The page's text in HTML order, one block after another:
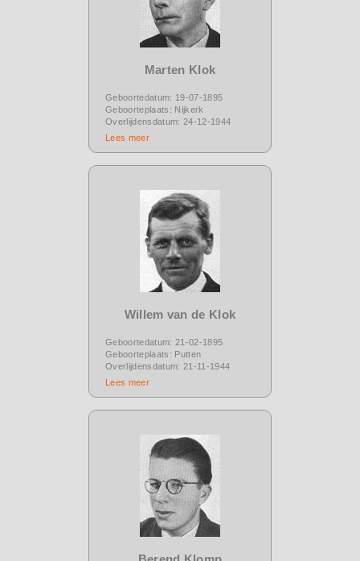
Marten Klok
Geboortedatum: 19-07-1895
Geboorteplaats: Nijkerk
Overlijdensdatum: 24-12-1944
Lees meer
Willem van de Klok
Geboortedatum: 21-02-1895
Geboorteplaats: Putten
Overlijdensdatum: 21-11-1944
Lees meer